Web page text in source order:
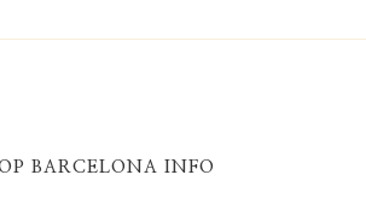
BARCELONA INFO